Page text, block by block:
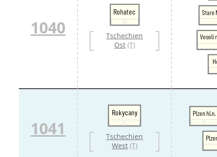
1040
Rohatec
Tschechien
Ost (T)
Stare
Veseli
1041
Rokycany
Tschechien
West (T)
Plzen hl.n.